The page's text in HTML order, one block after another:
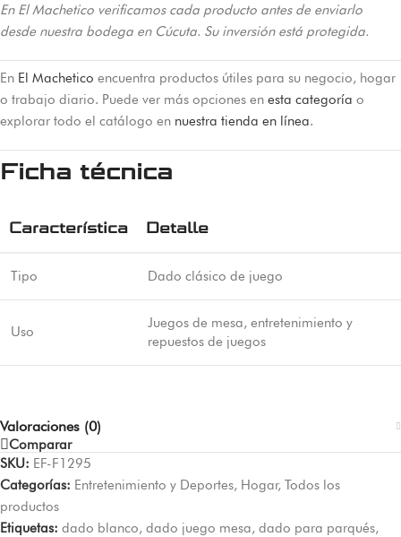
En El Machetico verificamos cada producto antes de enviarlo
desde nuestra bodega en Cúcuta. Su inversión está protegida.
En El Machetico encuentra productos útiles para su negocio, hogar
o trabajo diario. Puede ver más opciones en esta categoría o
explorar todo el catálogo en nuestra tienda en línea.
Ficha técnica
Característica Detalle
Tipo Dado clásico de juego
Uso
Juegos de mesa, entretenimiento y
repuestos de juegos
Valoraciones (0)
Comparar
SKU: EF-F1295
Categorías: Entretenimiento y Deportes, Hogar, Todos los
productos
Etiquetas: dado blanco, dado juego mesa, dado para parqués,